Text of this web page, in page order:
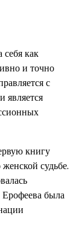
как
и точно
с
является
книгу
судьбе.
была